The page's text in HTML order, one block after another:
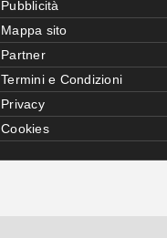
Pubblicità
Mappa sito
Partner
Termini e Condizioni
Privacy
Cookies